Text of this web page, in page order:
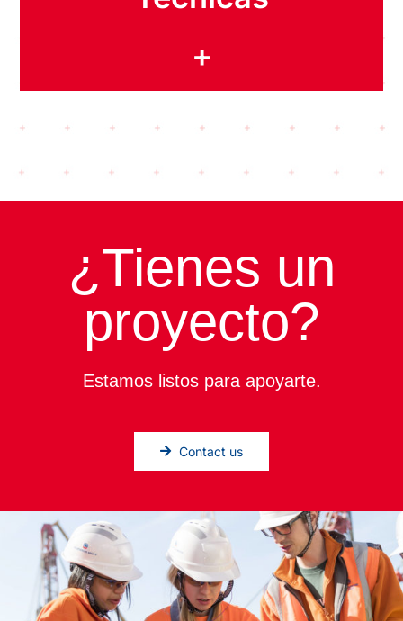
+
¿Tienes un
proyecto?
Estamos listos para apoyarte.
Contact us